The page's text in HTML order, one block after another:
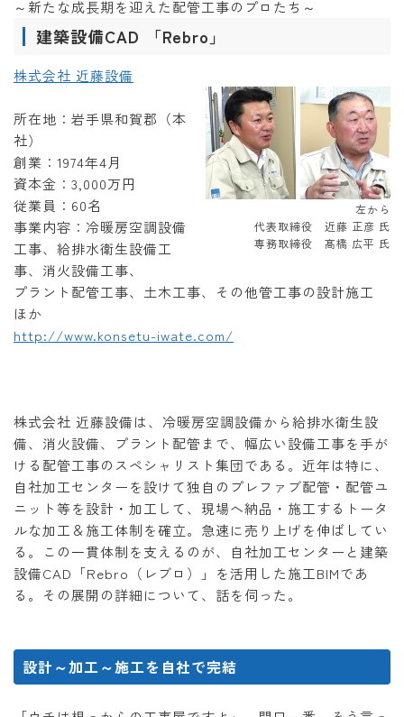
～新たな成長期を迎えた配管工事のプロたち～
建築設備CAD 「Rebro」
株式会社 近藤設備
左から
代表取締役 近藤 正彦 氏
専務取締役 髙橋 広平 氏
所在地：岩手県和賀郡（本
社）
創業：1974年4月
資本金：3,000万円
従業員：60名
事業内容：冷暖房空調設備
工事、給排水衛生設備工
事、消火設備工事、
プラント配管工事、土木工事、その他管工事の設計施工
ほか
http://www.konsetu-iwate.com/
株式会社 近藤設備は、冷暖房空調設備から給排水衛生設
備、消火設備、プラント配管まで、幅広い設備工事を手が
ける配管工事のスペシャリスト集団である。近年は特に、
自社加工センターを設けて独自のプレファブ配管・配管ユ
ニット等を設計・加工して、現場へ納品・施工するトータ
ルな加工＆施工体制を確立。急速に売り上げを伸ばしてい
る。この一貫体制を支えるのが、自社加工センターと建築
設備CAD「Rebro（レブロ）」を活用した施工BIMであ
る。その展開の詳細について、話を伺った。
設計～加工～施工を自社で完結